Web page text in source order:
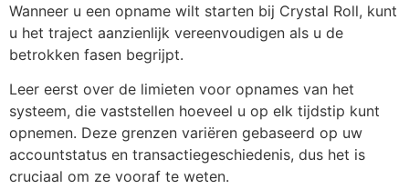
Wanneer u een opname wilt starten bij Crystal Roll, kunt
u het traject aanzienlijk vereenvoudigen als u de
betrokken fasen begrijpt.
Leer eerst over de limieten voor opnames van het
systeem, die vaststellen hoeveel u op elk tijdstip kunt
opnemen. Deze grenzen variëren gebaseerd op uw
accountstatus en transactiegeschiedenis, dus het is
cruciaal om ze vooraf te weten.